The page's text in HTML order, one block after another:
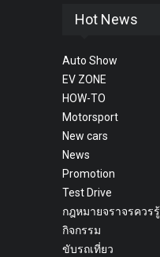
Hot News
Auto Show
EV ZONE
HOW-TO
Motorsport
New cars
News
Promotion
Test Drive
กฎหมายจราจรควรรู้
กิจกรรม
ขับรถเที่ยว